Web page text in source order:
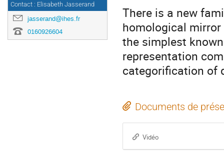
Contact : Elisabeth Jasserand
jasserand@ihes.fr
0160926604
There is a new
homological
the simplest
representation
categorification of
Documents de
Vidéo